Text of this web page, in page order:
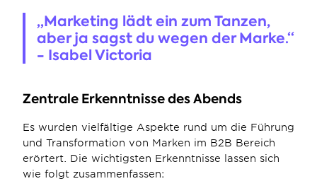
„Marketing lädt ein zum Tanzen,
aber ja sagst du wegen der Marke.“
- Isabel Victoria
Zentrale Erkenntnisse des Abends
Es wurden vielfältige Aspekte rund um die Führung
und Transformation von Marken im B2B Bereich
erörtert. Die wichtigsten Erkenntnisse lassen sich
wie folgt zusammenfassen: